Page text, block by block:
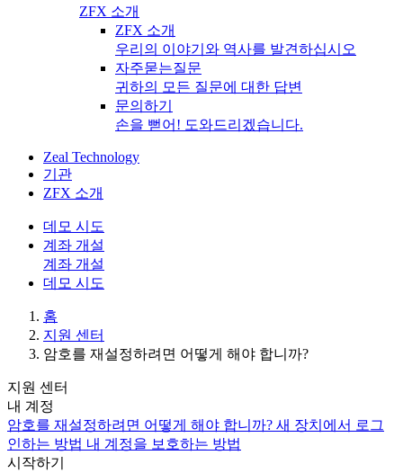
ZFX 소개
ZFX 소개
우리의 이야기와 역사를 발견하십시오
자주묻는질문
귀하의 모든 질문에 대한 답변
문의하기
손을 뻗어! 도와드리겠습니다.
Zeal Technology
기관
ZFX 소개
데모 시도
계좌 개설
계좌 개설
데모 시도
홈
지원 센터
암호를 재설정하려면 어떻게 해야 합니까?
지원 센터
내 계정
암호를 재설정하려면 어떻게 해야 합니까? 새 장치에서 로그
인하는 방법 내 계정을 보호하는 방법
시작하기